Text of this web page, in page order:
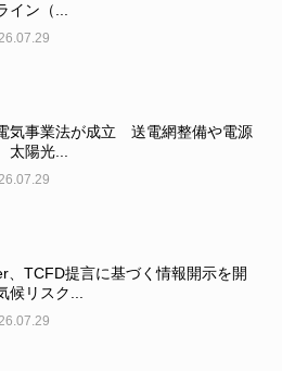
イン（...
気事業法が成立 送電網整備や電源
太陽光...
、TCFD提言に基づく情報開示を開
リスク...